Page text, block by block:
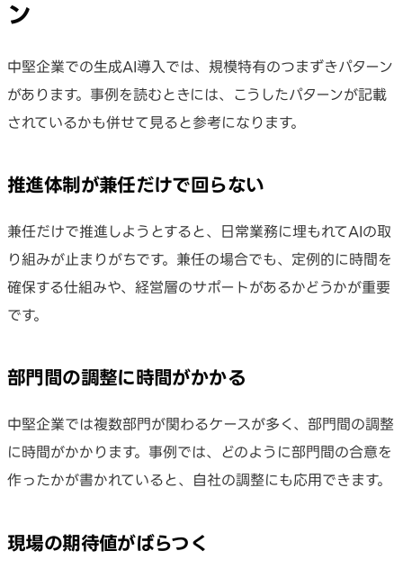
ン
中堅企業での生成AI導入では、規模特有のつまずきパターン
があります。事例を読むときには、こうしたパターンが記載
されているかも併せて見ると参考になります。
推進体制が兼任だけで回らない
兼任だけで推進しようとすると、日常業務に埋もれてAIの取
り組みが止まりがちです。兼任の場合でも、定例的に時間を
確保する仕組みや、経営層のサポートがあるかどうかが重要
です。
部門間の調整に時間がかかる
中堅企業では複数部門が関わるケースが多く、部門間の調整
に時間がかかります。事例では、どのように部門間の合意を
作ったかが書かれていると、自社の調整にも応用できます。
現場の期待値がばらつく